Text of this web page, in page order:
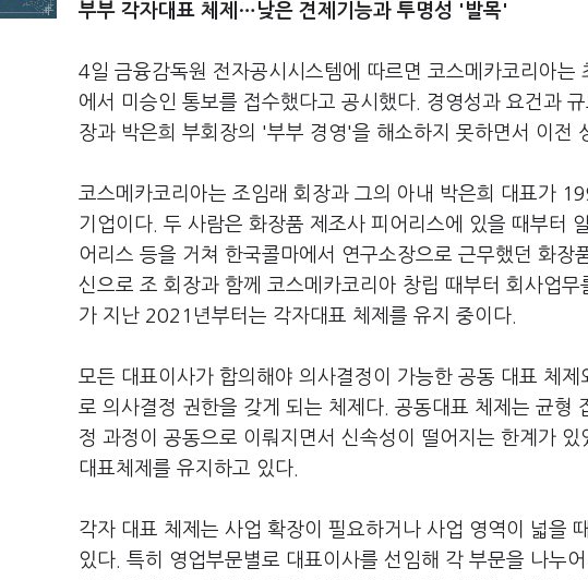
부부 각자대표 체제…낮은 견제기능과 투명성 '발목'
4일 금융감독원 전자공시시스템에 따르면 코스메카코리아
에서 미승인 통보를 접수했다고 공시했다. 경영성과 요건과
장과 박은희 부회장의 '부부 경영'을 해소하지 못하면서 이전
코스메카코리아는 조임래 회장과 그의 아내 박은희 대표가
기업이다. 두 사람은 화장품 제조사 피어리스에 있을 때부터
어리스 등을 거쳐 한국콜마에서 연구소장으로 근무했던 화
신으로 조 회장과 함께 코스메카코리아 창립 때부터 회사업
가 지난 2021년부터는 각자대표 체제를 유지 중이다.
모든 대표이사가 합의해야 의사결정이 가능한 공동 대표 체
로 의사결정 권한을 갖게 되는 체제다. 공동대표 체제는 균형
정 과정이 공동으로 이뤄지면서 신속성이 떨어지는 한계가
대표체제를 유지하고 있다.
각자 대표 체제는 사업 확장이 필요하거나 사업 영역이 넓을
있다. 특히 영업부문별로 대표이사를 선임해 각 부문을 나누